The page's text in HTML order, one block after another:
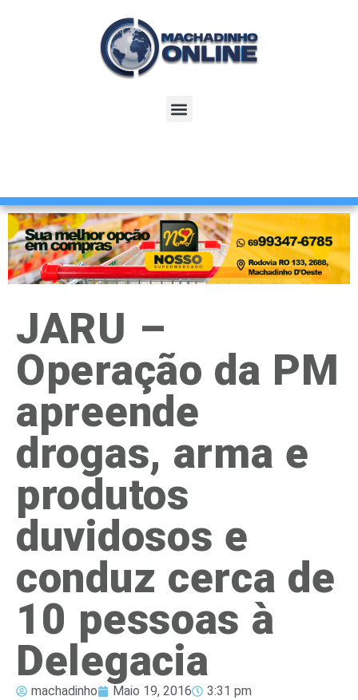
JARU –
Operação da PM
apreende
drogas, arma e
produtos
duvidosos e
conduz cerca de
10 pessoas à
Delegacia
machadinho Maio 19, 2016 3:31 pm